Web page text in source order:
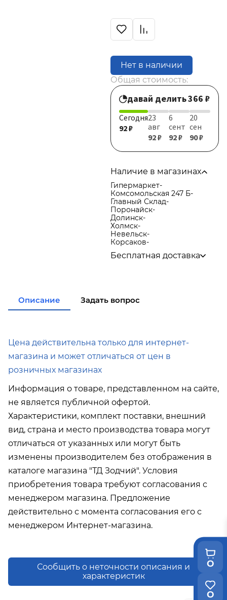
0
0
Нет в наличии
Общая стоимость:
давай делить366 ₽
Сегодня
92 ₽
23
авг
92 ₽
6
сент
92 ₽
20
сен
90 ₽
Наличие в магазинах
Гипермаркет-
Комсомольская 247 Б-
Главный Склад-
Поронайск-
Долинск-
Холмск-
Невельск-
Корсаков-
Бесплатная доставка
000р
Подробнее об условиях доставки
Описание Задать вопрос
Цена действительна только для интернет-
магазина и может отличаться от цен в
розничных магазинах
Информация о товаре, представленном на сайте,
не является публичной офертой.
Характеристики, комплект поставки, внешний
вид, страна и место производства товара могут
отличаться от указанных или могут быть
изменены производителем без отображения в
каталоге магазина "ТД Зодчий". Условия
приобретения товара требуют согласования с
менеджером магазина. Предложение
действительно с момента согласования его с
менеджером Интернет-магазина.
Сообщить о неточности описания и
характеристик